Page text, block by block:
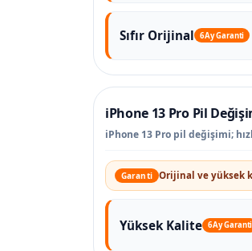
Sıfır Orijinal 6 Ay Garanti
iPhone 13 Pro Pil
iPhone 13 Pro pil değişimi;
Garanti Orijinal ve yüksek
Yüksek Kalite 6 Ay Garanti